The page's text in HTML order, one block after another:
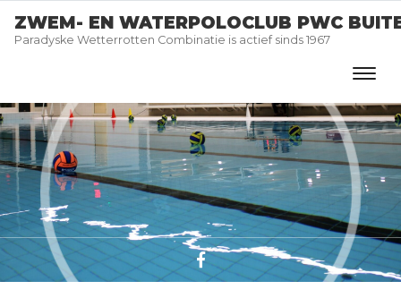
ZWEM- EN WATERPOLOCLUB PWC
Paradyske Wetterrotten Combinatie is actief sinds 1967